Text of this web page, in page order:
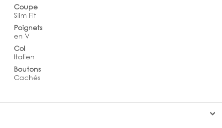
Coupe
Slim Fit
Poignets
en V
Col
Italien
Boutons
Cachés

